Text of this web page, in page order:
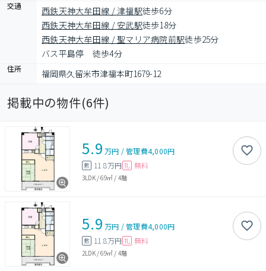
交通 西鉄天神大牟田線 / 津福駅徒歩6分
西鉄天神大牟田線 / 安武駅徒歩18分
西鉄天神大牟田線 / 聖マリア病院前駅徒歩25分
バス平島停　徒歩4分
住所 福岡県久留米市津福本町1679-12
掲載中の物件(6件)
5.9 万円 /管理費4,000円
敷 11.8万円 礼 無料
3LDK/69㎡ / 4階
5.9 万円 /管理費4,000円
敷 11.8万円 礼 無料
2LDK/69㎡ / 4階